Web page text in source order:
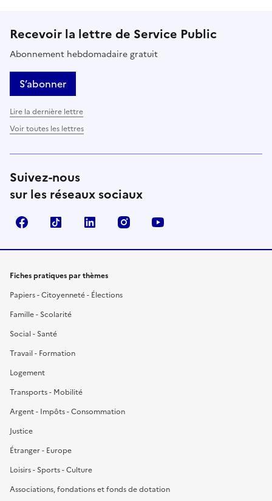
Recevoir la lettre de Service Public
Abonnement hebdomadaire gratuit
S’abonner
Lire la dernière lettre
Voir toutes les lettres
Suivez-nous
sur les réseaux sociaux
FacebookTikTok LinkedIn Instagram
Fiches pratiques par thèmes
Papiers - Citoyenneté - Élections
Famille - Scolarité
Social - Santé
Travail - Formation
Logement
Transports - Mobilité
Argent - Impôts - Consommation
Justice
Étranger - Europe
Loisirs - Sports - Culture
Associations, fondations et fonds de dotation